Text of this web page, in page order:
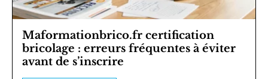
Maformationbrico.fr certification
bricolage : erreurs fréquentes à éviter
avant de s’inscrire